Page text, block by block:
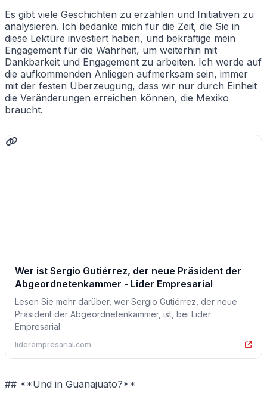
Es gibt viele Geschichten zu erzählen und Initiativen zu
analysieren. Ich bedanke mich für die Zeit, die Sie in
diese Lektüre investiert haben, und bekräftige mein
Engagement für die Wahrheit, um weiterhin mit
Dankbarkeit und Engagement zu arbeiten. Ich werde auf
die aufkommenden Anliegen aufmerksam sein, immer
mit der festen Überzeugung, dass wir nur durch Einheit
die Veränderungen erreichen können, die Mexiko
braucht.
Wer ist Sergio Gutiérrez, der neue Präsident der
Abgeordnetenkammer - Lider Empresarial
Lesen Sie mehr darüber, wer Sergio Gutiérrez, der neue
Präsident der Abgeordnetenkammer, ist, bei Lider
Empresarial
liderempresarial.com
## **Und in Guanajuato?**